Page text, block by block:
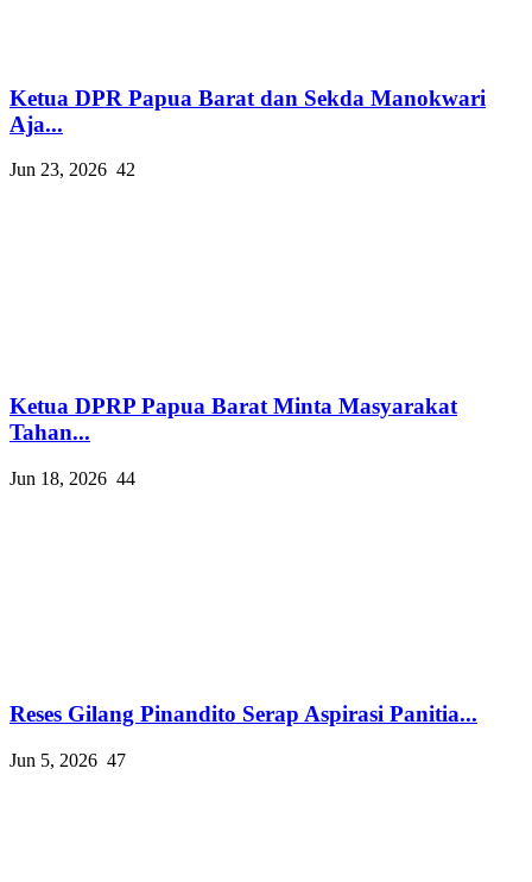
Ketua DPR Papua Barat dan Sekda Manokwari
Aja...
Jun 23, 2026 42
Ketua DPRP Papua Barat Minta Masyarakat
Tahan...
Jun 18, 2026 44
Reses Gilang Pinandito Serap Aspirasi Panitia...
Jun 5, 2026 47